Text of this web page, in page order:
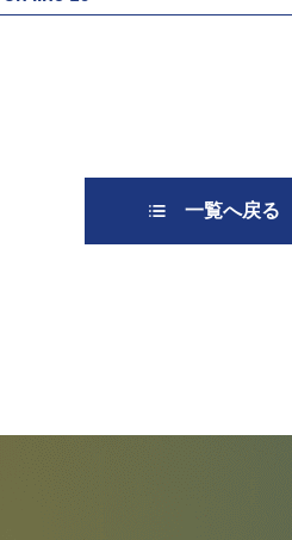
一覧へ戻る